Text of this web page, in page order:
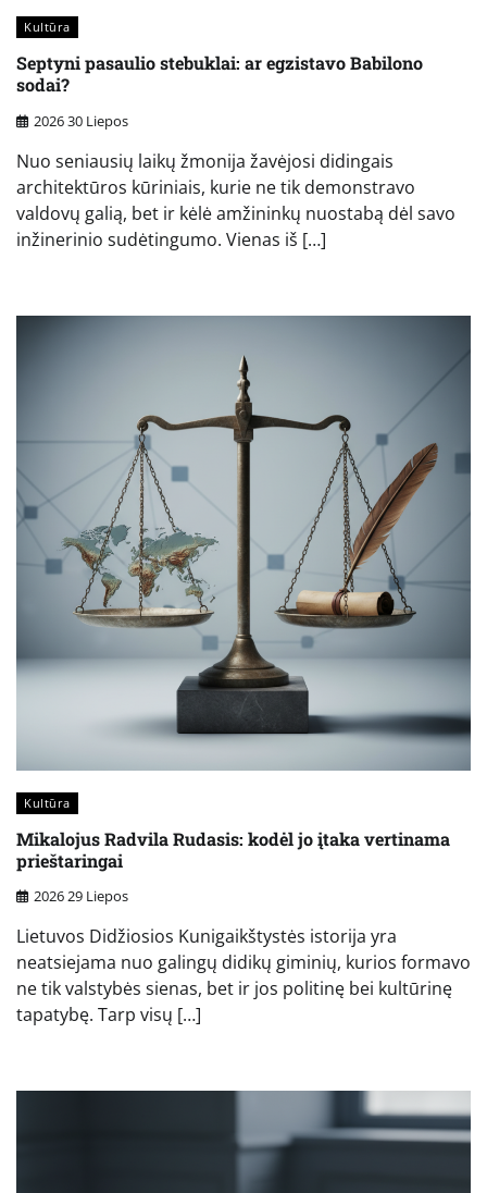
Kultūra
Septyni pasaulio stebuklai: ar egzistavo Babilono
sodai?
2026 30 Liepos
Nuo seniausių laikų žmonija žavėjosi didingais
architektūros kūriniais, kurie ne tik demonstravo
valdovų galią, bet ir kėlė amžininkų nuostabą dėl savo
inžinerinio sudėtingumo. Vienas iš […]
Kultūra
Mikalojus Radvila Rudasis: kodėl jo įtaka vertinama
prieštaringai
2026 29 Liepos
Lietuvos Didžiosios Kunigaikštystės istorija yra
neatsiejama nuo galingų didikų giminių, kurios formavo
ne tik valstybės sienas, bet ir jos politinę bei kultūrinę
tapatybę. Tarp visų […]